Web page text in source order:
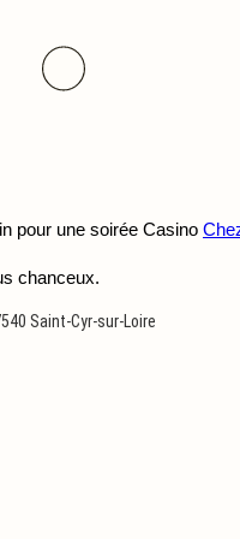
pour une soirée Casino
chanceux.
Saint-Cyr-sur-Loire